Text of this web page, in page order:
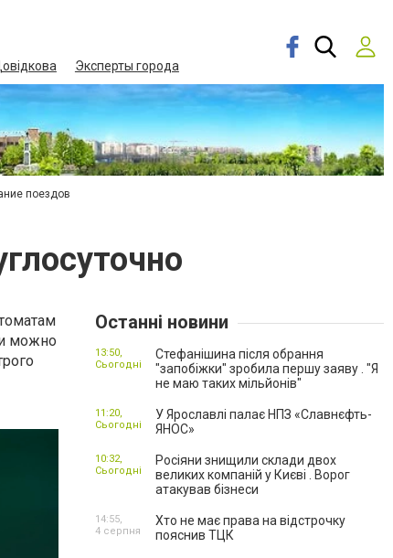
Эксперты города
поездов
можно
Останні новини
Стефанішина після обрання
"запобіжки" зробила першу заяву . "Я
не маю таких мільйонів"
13:50,
Сьогодні
У Ярославлі палає НПЗ «Славнєфть-
ЯНОС»
11:20,
Сьогодні
Росіяни знищили склади двох
великих компаній у Києві . Ворог
атакував бізнеси
10:32,
Сьогодні
Хто не має права на відстрочку
пояснив ТЦК
14:55,
4 серпня